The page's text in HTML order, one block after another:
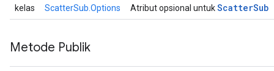
kelas ScatterSub.Options Atribut opsional untukScatterSub
Metode Publik